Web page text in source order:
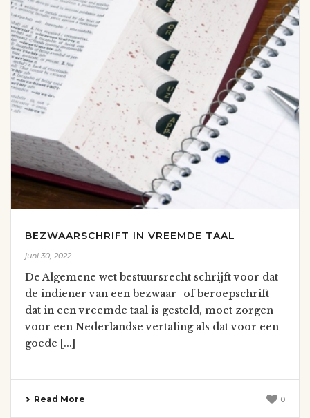
BEZWAARSCHRIFT IN VREEMDE TAAL
juni 30, 2022
De Algemene wet bestuursrecht schrijft voor dat
de indiener van een bezwaar- of beroepschrift
dat in een vreemde taal is gesteld, moet zorgen
voor een Nederlandse vertaling als dat voor een
goede [...]
Read More 0